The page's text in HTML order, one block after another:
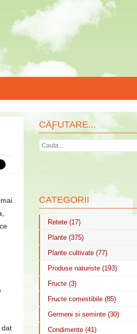
dat
CÄƑUTARE...
CATEGORII
Retete (17)
Plante (375)
Plante cultivate (77)
Produse naturiste (193)
Fructe (3)
Fructe comestibile (85)
Germeni si seminte (30)
Condimente (41)